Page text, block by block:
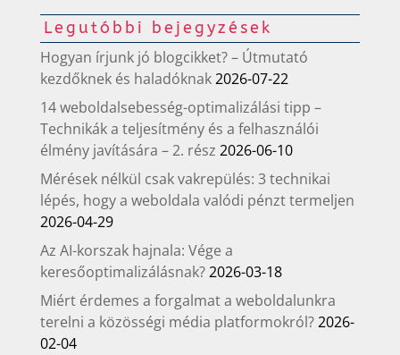
Legutóbbi bejegyzések
Hogyan írjunk jó blogcikket? – Útmutató
kezdőknek és haladóknak2026-07-22
14 weboldalsebesség-optimalizálási tipp –
Technikák a teljesítmény és a felhasználói
élmény javítására – 2. rész 2026-06-10
Mérések nélkül csak vakrepülés: 3 technikai
lépés, hogy a weboldala valódi pénzt termeljen
2026-04-29
Az AI-korszak hajnala: Vége a
keresőoptimalizálásnak?2026-03-18
Miért érdemes a forgalmat a weboldalunkra
terelni a közösségi média platformokról?2026-
02-04